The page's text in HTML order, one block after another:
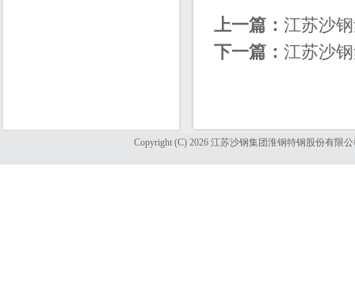
上一篇： 江苏沙
下一篇： 江苏沙
Copyright (C) 2026 江苏沙钢集团淮钢特钢股份有限